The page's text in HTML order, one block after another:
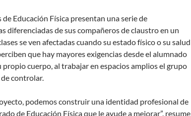
de Educación Física presentan una serie de
diferenciadas de sus compañeros de claustro en un
se ven afectadas cuando su estado físico o su salud
que hay mayores exigencias desde el alumnado
propio cuerpo, al trabajar en espacios amplios el grupo
controlar.
podemos construir una identidad profesional de
de Educación Física que le ayude a mejorar”, resume